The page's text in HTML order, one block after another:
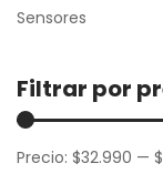
Sensores
Filtrar por
Precio: $32.990 —